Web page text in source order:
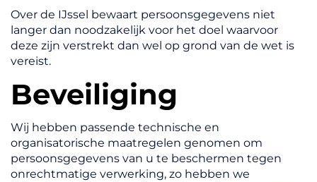
Over de IJssel bewaart persoonsgegevens niet
langer dan noodzakelijk voor het doel waarvoor
deze zijn verstrekt dan wel op grond van de wet is
vereist.
Beveiliging
Wij hebben passende technische en
organisatorische maatregelen genomen om
persoonsgegevens van u te beschermen tegen
onrechtmatige verwerking, zo hebben we